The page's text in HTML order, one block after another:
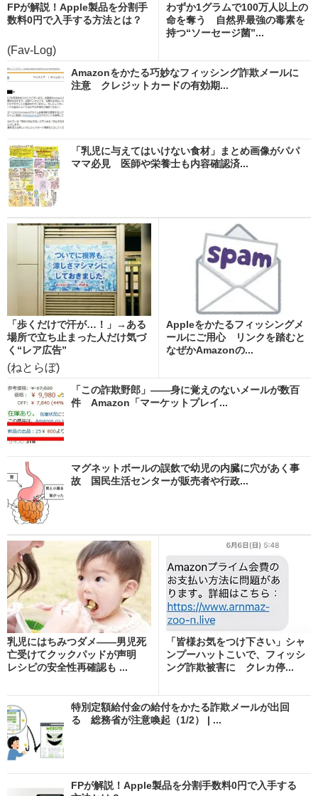
FPが解説！Apple製品を分割手
数料0円で入手する方法とは？
(Fav-Log)
わずか1グラムで100万人以上の
命を奪う 自然界最強の毒素を
持つ“ソーセージ菌”...
Amazonをかたる巧妙なフィッシング詐欺メールに
注意 クレジットカードの有効期...
「乳児に与えてはいけない食材」まとめ画像がパパ
ママ必見 医師や栄養士も内容確認済...
「歩くだけで汗が…！」→ある
場所で立ち止まった人だけ気づ
く“レア広告”
(ねとらぼ)
Appleをかたるフィッシングメ
ールにご用心 リンクを踏むと
なぜかAmazonの...
「この詐欺野郎」――身に覚えのないメールが数百
件 Amazon「マーケットプレイ...
マグネットボールの誤飲で幼児の内臓に穴があく事
故 国民生活センターが販売者や行政...
乳児にはちみつダメ――男児死
亡受けてクックパッドが声明
レシピの安全性再確認も ...
「皆様お気をつけ下さい」シャ
ンプーハットこいで、フィッシ
ング詐欺被害に クレカ停...
特別定額給付金の給付をかたる詐欺メールが出回
る 総務省が注意喚起（1/2） | ...
FPが解説！Apple製品を分割手数料0円で入手する